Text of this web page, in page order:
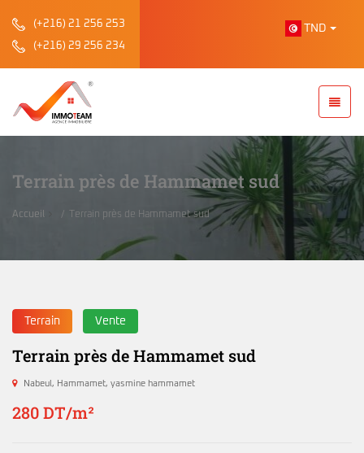
(+216) 21 256 253
(+216) 29 256 234
TND
Terrain près de Hammamet sud
Accueil Terrain près de Hammamet sud
Terrain Vente
Terrain près de Hammamet sud
Nabeul , Hammamet, yasmine hammamet
280 DT/m²